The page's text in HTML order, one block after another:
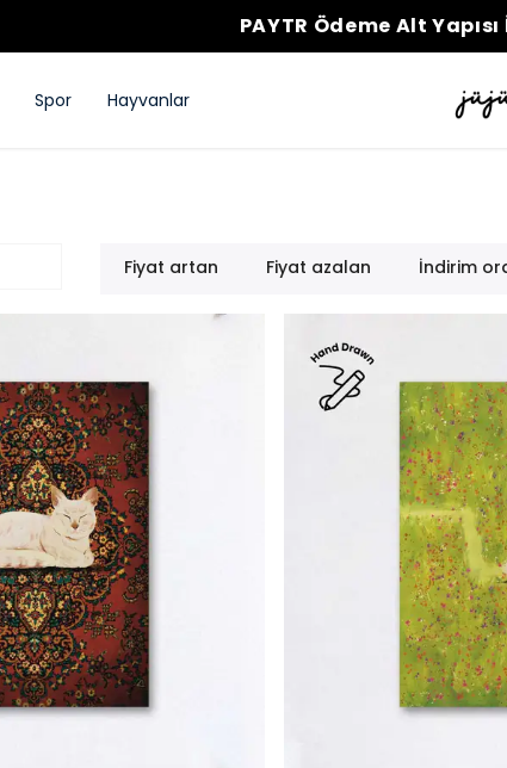
PAYTR Ödeme Alt
Spor Hayvanlar
Fiyat artan Fiyat azalan İndirim